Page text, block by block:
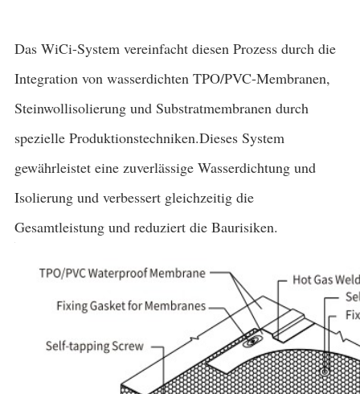
Das WiCi-System vereinfacht diesen Prozess durch die
Integration von wasserdichten TPO/PVC-Membranen,
Steinwollisolierung und Substratmembranen durch
spezielle Produktionstechniken.Dieses System
gewährleistet eine zuverlässige Wasserdichtung und
Isolierung und verbessert gleichzeitig die
Gesamtleistung und reduziert die Baurisiken.